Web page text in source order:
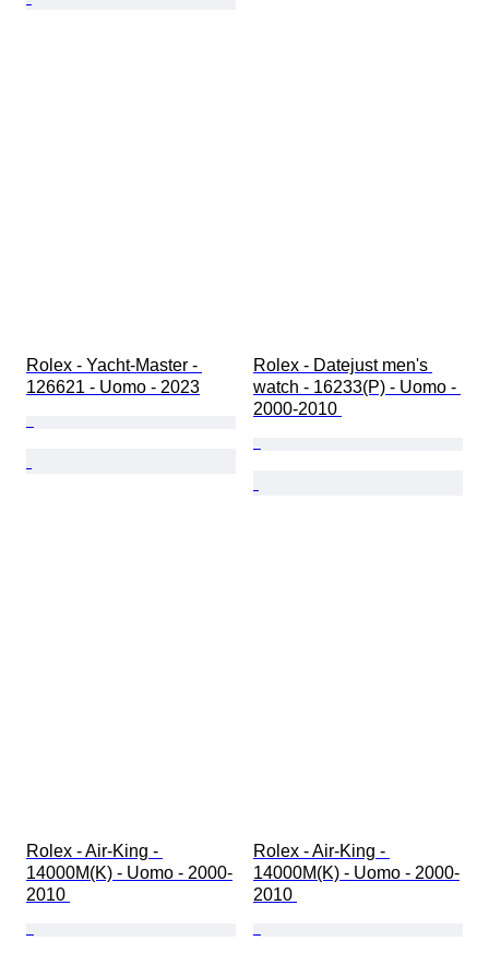
Rolex - Yacht-Master -
126621 - Uomo - 2023
Rolex - Datejust men's
watch - 16233(P) - Uomo -
2000-2010
Rolex - Air-King -
14000M(K) - Uomo - 2000-
2010
Rolex - Air-King -
14000M(K) - Uomo - 2000-
2010